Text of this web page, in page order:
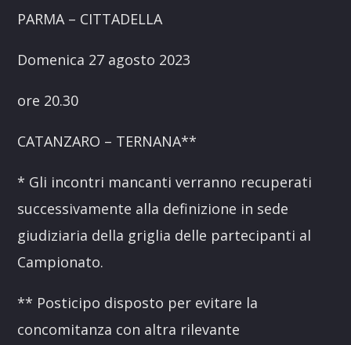
PARMA – CITTADELLA
Domenica 27 agosto 2023
ore 20.30
CATANZARO – TERNANA**
* Gli incontri mancanti verranno recuperati
successivamente alla definizione in sede
giudiziaria della griglia delle partecipanti al
Campionato.
** Posticipo disposto per evitare la
concomitanza con altra rilevante